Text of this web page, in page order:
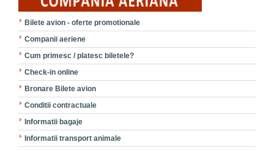
Bilete avion - oferte promotionale
Companii aeriene
Cum primesc / platesc biletele?
Check-in online
Bronare Bilete avion
Conditii contractuale
Informatii bagaje
Informatii transport animale